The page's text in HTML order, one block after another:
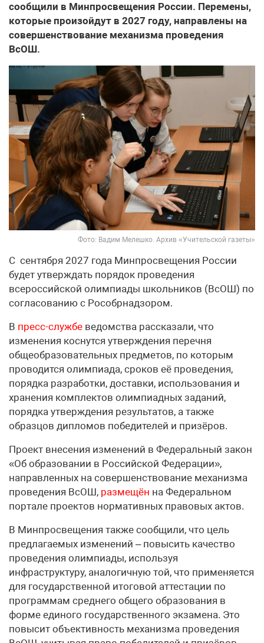
сообщили в Минпросвещения России. Перемены,
которые произойдут в 2027 году, направлены на
совершенствование механизма проведения
ВсОШ.
Фото: Вадим Мелешко. Архив «Учительской газеты»
С сентября 2027 года Минпросвещения России
будет утверждать порядок проведения
всероссийской олимпиады школьников (ВсОШ) по
согласованию с Рособрнадзором.
В пресс-службе ведомства рассказали, что
изменения коснутся утверждения перечня
общеобразовательных предметов, по которым
проводится олимпиада, сроков её проведения,
порядка разработки, доставки, использования и
хранения комплектов олимпиадных заданий,
порядка утверждения результатов, а также
образцов дипломов победителей и призёров.
Проект внесения изменений в Федеральный закон
«Об образовании в Российской Федерации»,
направленных на совершенствование механизма
проведения ВсОШ, размещён на Федеральном
портале проектов нормативных правовых актов.
В Минпросвещения также сообщили, что цель
предлагаемых изменений – повысить качество
проведения олимпиады, используя
инфраструктуру, аналогичную той, что применяется
для государственной итоговой аттестации по
программам среднего общего образования в
форме единого государственного экзамена. Это
повысит объективность механизма проведения